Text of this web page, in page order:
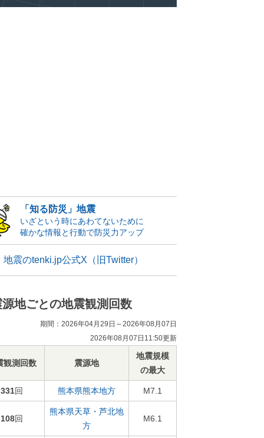
「知る防災」地震
いざという時にあわてないために
確かな情報と行動で防災力アップ
地震のtenki.jp公式X（旧Twitter）
源地ごとの地震観測回数
期間：2026年04月29日～2026年08月07日
2026年08月07日11:50更新
観測回数 震源地
地震規模
の最大
331回 熊本県熊本地方 M7.1
108回
熊本県天草・芦北地
方
M6.1